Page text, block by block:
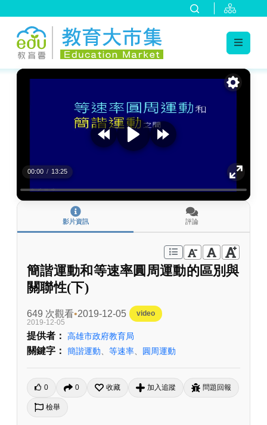
:::
00:00 / 13:25
影片資訊 評論
簡諧運動和等速率圓周運動的區別與
關聯性(下)
649 次觀看 2019-12-05
video
2019-12-05
提供者： 高雄市政府教育局
關鍵字： 簡諧運動 等速率 圓周運動
0 0 收藏 加入追蹤 問題回報
檢舉